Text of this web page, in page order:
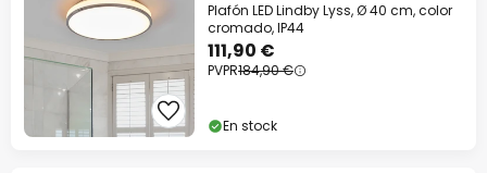
Plafón LED Lindby Lyss, Ø 40 cm, color
cromado, IP44
111,90 €
PVPR184,90 €
En stock